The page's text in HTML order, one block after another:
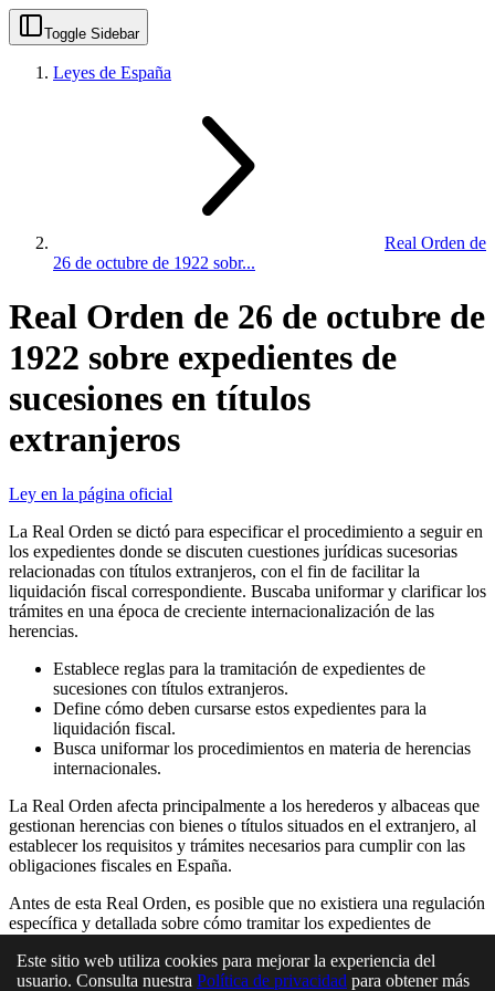
Toggle Sidebar
Leyes de España
Real Orden de
26 de octubre de 1922 sobr...
Real Orden de 26 de octubre de
1922 sobre expedientes de
sucesiones en títulos
extranjeros
Ley en la página oficial
La Real Orden se dictó para especificar el procedimiento a seguir en
los expedientes donde se discuten cuestiones jurídicas sucesorias
relacionadas con títulos extranjeros, con el fin de facilitar la
liquidación fiscal correspondiente. Buscaba uniformar y clarificar los
trámites en una época de creciente internacionalización de las
herencias.
Establece reglas para la tramitación de expedientes de
sucesiones con títulos extranjeros.
Define cómo deben cursarse estos expedientes para la
liquidación fiscal.
Busca uniformar los procedimientos en materia de herencias
internacionales.
La Real Orden afecta principalmente a los herederos y albaceas que
gestionan herencias con bienes o títulos situados en el extranjero, al
establecer los requisitos y trámites necesarios para cumplir con las
obligaciones fiscales en España.
Antes de esta Real Orden, es posible que no existiera una regulación
específica y detallada sobre cómo tramitar los expedientes de
incertidumbre y disparidad de criterios en la liquidación fiscal.
Este sitio web utiliza cookies para mejorar la experiencia del
usuario. Consulta nuestra Política de privacidad para obtener más